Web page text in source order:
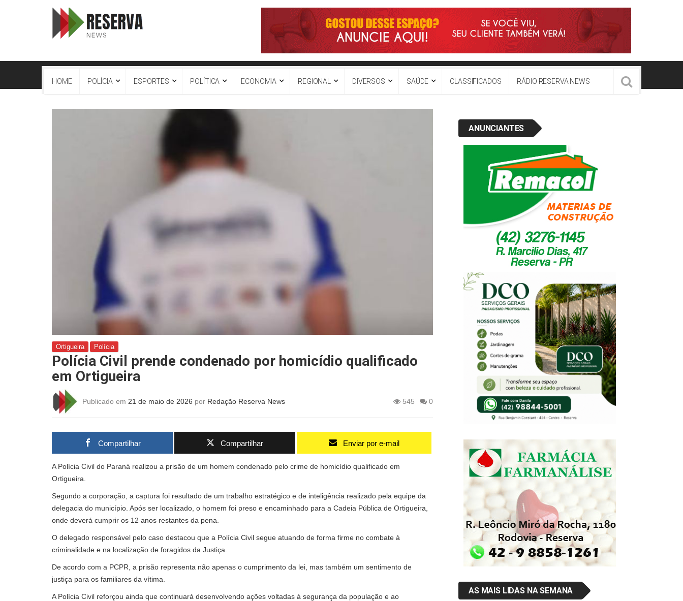
HOME POLÍCIA ESPORTES POLÍTICA ECONOMIA REGIONAL DIVERSOS SAÚDE CLASSIFICADOS RÁDIO RESERVA NEWS
Ortigueira Polícia
Polícia Civil prende condenado por homicídio qualificado
em Ortigueira
Publicado em 21 de maio de 2026 por Redação Reserva News 545 0
Compartilhar Compartilhar Enviar por e-mail
A Polícia Civil do Paraná realizou a prisão de um homem condenado pelo crime de homicídio qualificado em
Ortigueira.
Segundo a corporação, a captura foi resultado de um trabalho estratégico e de inteligência realizado pela equipe da
delegacia do município. Após ser localizado, o homem foi preso e encaminhado para a Cadeia Pública de Ortigueira,
onde deverá cumprir os 12 anos restantes da pena.
O delegado responsável pelo caso destacou que a Polícia Civil segue atuando de forma firme no combate à
criminalidade e na localização de foragidos da Justiça.
De acordo com a PCPR, a prisão representa não apenas o cumprimento da lei, mas também um sentimento de
justiça para os familiares da vítima.
A Polícia Civil reforçou ainda que continuará desenvolvendo ações voltadas à segurança da população e ao
ANUNCIANTES
AS MAIS LIDAS NA SEMANA